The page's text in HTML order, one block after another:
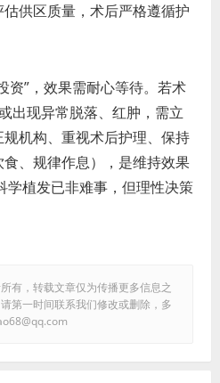
供区质量，术后严格遵循护
资”，效果需耐心等待。若术
出现异常脱落、红肿，需立
机构、重视术后护理、保持
、规律作息），是维持效果
学植发已非难事，但理性决策
有，转载文章仅为传播更多信息之
第一时间联系我们修改或删除，多